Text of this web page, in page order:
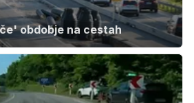
obdobje na cestah